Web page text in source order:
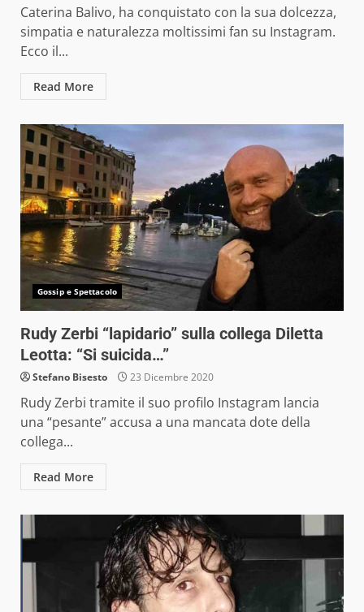
Caterina Balivo, ha conquistato con la sua dolcezza,
simpatia e naturalezza moltissimi fan su Instagram.
Ecco il...
Read More
Gossip e Spettacolo
Rudy Zerbi “lapidario” sulla collega Diletta
Leotta: “Si suicida…”
Stefano Bisesto 23 Dicembre 2020
Rudy Zerbi tramite il suo profilo Instagram lancia
una “pesante” accusa a una mancata dote della
collega...
Read More